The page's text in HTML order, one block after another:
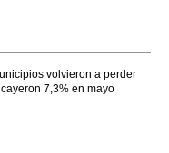
volvieron a perder
7,3% en mayo